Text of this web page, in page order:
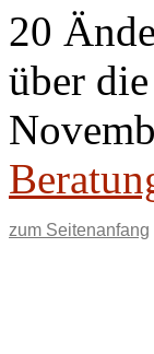
20
über
zum Seitenanfang